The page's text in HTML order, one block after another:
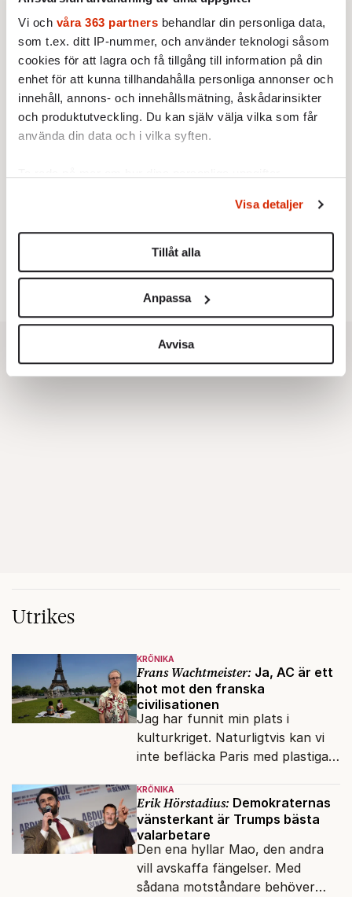
Vi och våra 363 partners behandlar din personliga data,
som t.ex. ditt IP-nummer, och använder teknologi såsom
cookies för att lagra och få tillgång till information på din
enhet för att kunna tillhandahålla personliga annonser och
innehåll, annons- och innehållsmätning, åskådarinsikter
och produktutveckling. Du kan själv välja vilka som får
använda din data och i vilka syften.
Du kan ändra eller dra tillbaka ditt samtycke när som
helst från cookie-förklaringen.
Vi använder enhetsidentifierare för att anpassa innehållet
för sociala medier och analysera vår trafik. Vi
vidarebefordrar även sådana identifierare och annan
information från din enhet till de sociala medier och
annons- och analysföretag som vi samarbetar med.
Dessa kan i sin tur kombinera informationen med annan
Visa detaljer
Tillåt alla
Anpassa
Avvisa
Testa vår valkompass 2026!
Utrikes
KRÖNIKA
Frans Wachtmeister: Ja, AC är ett
hot mot den franska
civilisationen
Jag har funnit min plats i
kulturkriget. Naturligtvis kan vi
inte befläcka Paris med plastiga
KRÖNIKA
Erik Hörstadius: Demokraternas
vänsterkant är Trumps bästa
valarbetare
Den ena hyllar Mao, den andra
vill avskaffa fängelser. Med
sådana motståndare behöver